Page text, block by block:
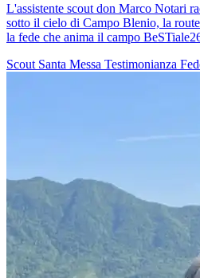
L'assistente scout don Marco Notari
sotto il cielo di Campo Blenio, la
la fede che anima il campo
Scout Santa Messa Testimonianza